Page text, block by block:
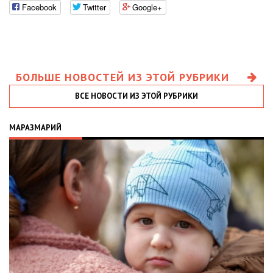
Facebook Twitter Google+
БОЛЬШЕ НОВОСТЕЙ ИЗ ЭТОЙ РУБРИКИ
ВСЕ НОВОСТИ ИЗ ЭТОЙ РУБРИКИ
МАРАЗМАРИЙ